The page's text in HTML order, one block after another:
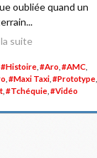
oubliée quand un
suite
#Histoire #Aro #AMC
#Maxi Taxi #Prototype
#Tchéquie #Vidéo